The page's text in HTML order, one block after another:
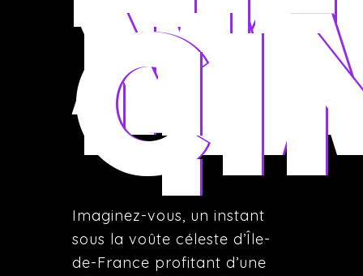
!
Imaginez-vous, un instant
sous la voûte céleste d’Île-
de-France profitant d’une